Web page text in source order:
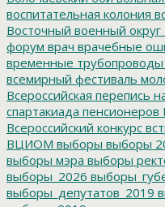
воспитательная колония
Восточный военный округ
форум врач врачебные
временные трубопроводы
всемирный фестиваль
Всероссийская перепись
спартакиада пенсионеров
Всероссийский конкурс
ВЦИОМ выборы выборы
выборы мэра выборы
выборы_2026
выборы_депутатов_2019